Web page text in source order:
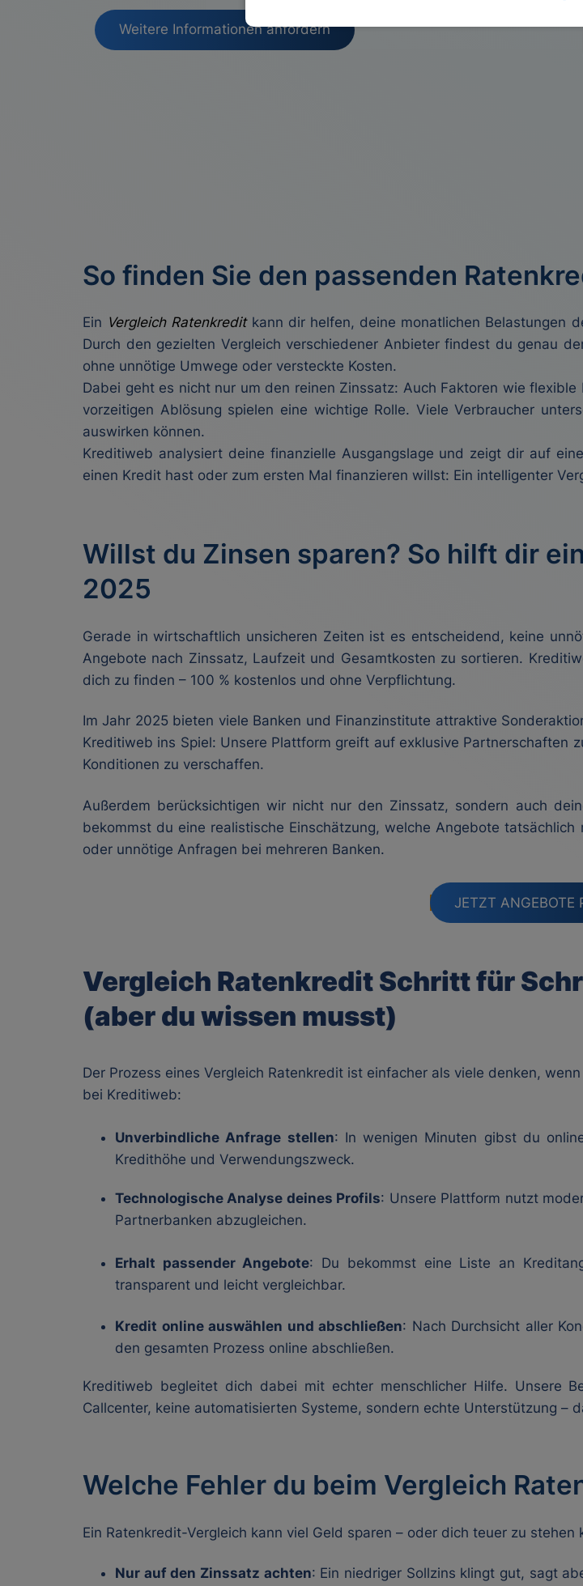
Weitere Informationen anfordern
So finden Sie den passenden
Ein Vergleich Ratenkreditkann dir helfen, deine monatlichen Belastungen
Durch den gezielten Vergleich verschiedener Anbieter findest du genau
ohne unnötige Umwege oder versteckte Kosten.
Dabei geht es nicht nur um den reinen Zinssatz: Auch Faktoren wie
vorzeitigen Ablösung spielen eine wichtige Rolle. Viele Verbraucher
auswirken können.
Kreditiweb analysiert deine finanzielle Ausgangslage und zeigt dir auf
einen Kredit hast oder zum ersten Mal finanzieren willst: Ein intelligenter
Willst du Zinsen sparen? So hilft dir
2025
Gerade in wirtschaftlich unsicheren Zeiten ist es entscheidend, keine
Angebote nach Zinssatz, Laufzeit und Gesamtkosten zu sortieren.
dich zu finden – 100 % kostenlos und ohne Verpflichtung.
Im Jahr 2025 bieten viele Banken und Finanzinstitute attraktive
Kreditiweb ins Spiel: Unsere Plattform greift auf exklusive Partnerschaften
Konditionen zu verschaffen.
Außerdem berücksichtigen wir nicht nur den Zinssatz, sondern auch
bekommst du eine realistische Einschätzung, welche Angebote
oder unnötige Anfragen bei mehreren Banken.
JETZT ANGEBOTE
Vergleich Ratenkredit Schritt für
(aber du wissen musst)
Der Prozess eines Vergleich Ratenkredit ist einfacher als viele denken,
bei Kreditiweb:
Unverbindliche Anfrage stellen: In wenigen Minuten gibst du
Kredithöhe und Verwendungszweck.
Technologische Analyse deines Profils: Unsere Plattform nutzt
Partnerbanken abzugleichen.
Erhalt passender Angebote: Du bekommst eine Liste an
transparent und leicht vergleichbar.
Kredit online auswählen und abschließen: Nach Durchsicht aller
den gesamten Prozess online abschließen.
Kreditiweb begleitet dich dabei mit echter menschlicher Hilfe. Unsere
Callcenter, keine automatisierten Systeme, sondern echte Unterstützung –
Welche Fehler du beim Vergleich
Ein Ratenkredit-Vergleich kann viel Geld sparen – oder dich teuer zu
Nur auf den Zinssatz achten: Ein niedriger Sollzins klingt gut, sagt